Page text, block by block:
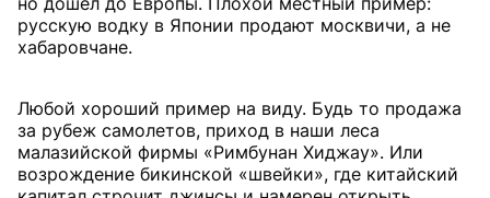
русскую водку в Японии продают москвичи, а не
хабаровчане.
Любой хороший пример на виду. Будь то продажа
за рубеж самолетов, приход в наши леса
малазийской фирмы «Римбунан Хиджау». Или
возрождение бикинской «швейки», где китайский